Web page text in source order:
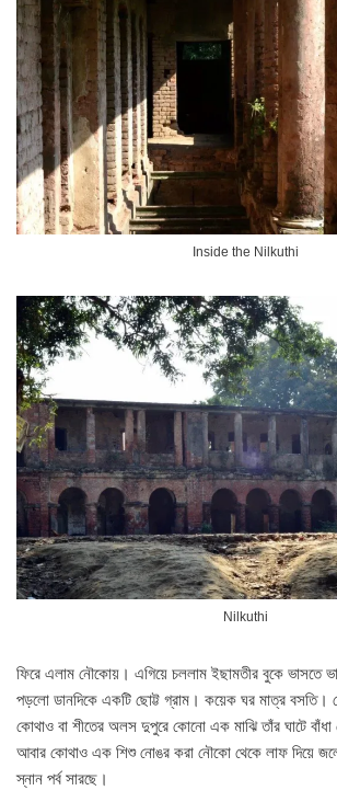
Inside the Nilkuthi
Nilkuthi
ফিরে এলাম নৌকোয়। এগিয়ে চললাম ইছামতীর বুকে ভাসতে
পড়লো ডানদিকে একটি ছোট্ট গ্রাম। কয়েক ঘর মাত্র বসতি।
কোথাও বা শীতের অলস দুপুরে কোনো এক মাঝি তাঁর ঘাটে বাঁধা
আবার কোথাও এক শিশু নোঙর করা নৌকো থেকে লাফ দিয়ে জলে
স্নান পর্ব সারছে।